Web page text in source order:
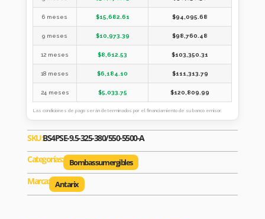
6 meses $15,682.61 $94,095.68
9 meses $10,973.39 $98,760.48
12 meses $8,612.53 $103,350.31
18 meses $6,184.10 $111,313.79
24 meses $5,033.75 $120,809.99
Las condiciones de pago serán determinados por el financiamiento de su banco emisor.
SKU:BS4PSE-9.5-325-380/550-5500-A
Categorías:
Bombas sumergibles
Marca: Antarix